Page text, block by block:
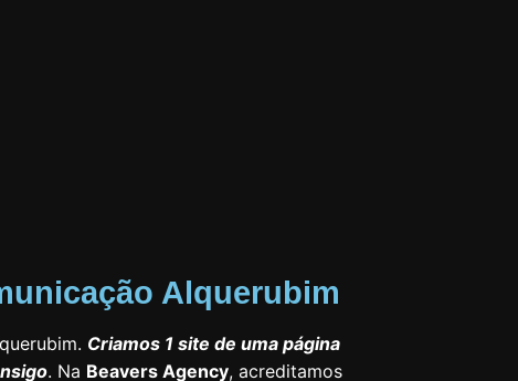
Alquerubim
Criamos 1 site de uma página
. Na Beavers Agency, acreditamos